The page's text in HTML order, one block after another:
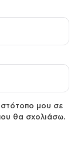
μου σε
θα σχολιάσω.